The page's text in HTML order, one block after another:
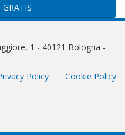
GRATIS
1 - 40121 Bologna -
Policy Cookie Policy